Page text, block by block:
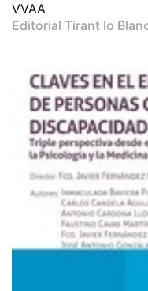
VVAA
Editorial Tirant lo